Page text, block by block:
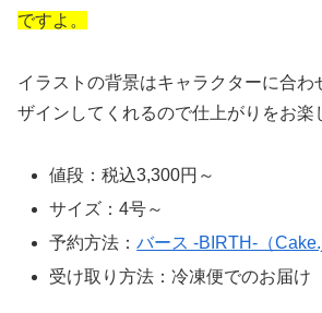
ですよ。
イラストの背景はキャラクターに合わ
ザインしてくれるので仕上がりをお楽
値段：税込3,300円～
サイズ：4号～
予約方法：バース -BIRTH-（
受け取り方法：冷凍便でのお届け